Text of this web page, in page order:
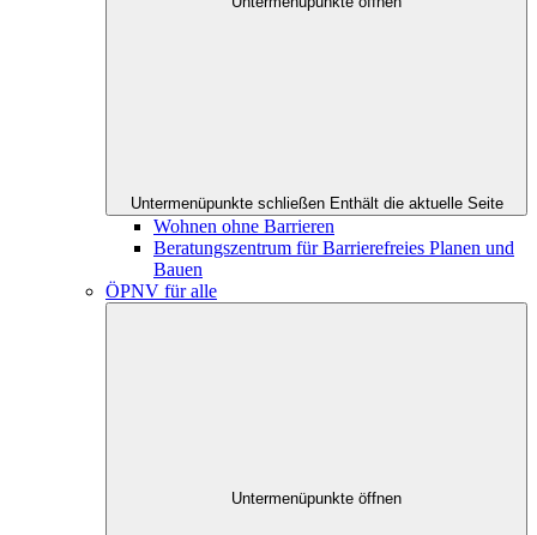
Untermenüpunkte schließen Enthält die aktuelle Seite
Wohnen ohne Barrieren
Beratungszentrum für Barrierefreies Planen und
Bauen
ÖPNV für alle
Untermenüpunkte öffnen